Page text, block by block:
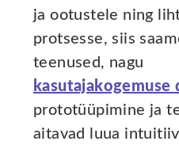
ja ootustele ning
protsesse, siis
teenused, nagu
kasutajakogemuse
prototüüpimine ja
aitavad luua